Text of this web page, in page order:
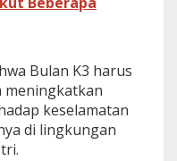
Bulan K3 harus
meningkatkan
keselamatan
di lingkungan